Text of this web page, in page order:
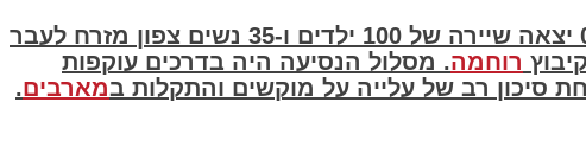
ב-19 במאי 1948 בשעה 02:30 יצאה שיירה של 100 ילדים ו-35 נשים צפון מזרח לעבר
רוחמה. מסלול הנסיעה היה בדרכים עוקפות
סיכון רב של עלייה על מוקשים והתקלות במארבים.